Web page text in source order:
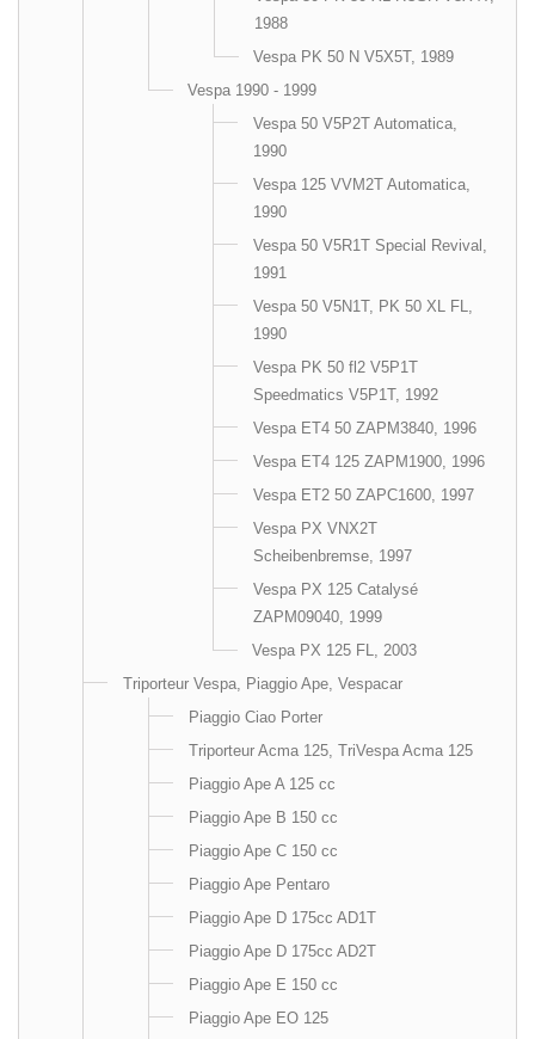
1988
Vespa PK 50 N V5X5T, 1989
Vespa 1990 - 1999
Vespa 50 V5P2T Automatica,
1990
Vespa 125 VVM2T Automatica,
1990
Vespa 50 V5R1T Special Revival,
1991
Vespa 50 V5N1T, PK 50 XL FL,
1990
Vespa PK 50 fl2 V5P1T
Speedmatics V5P1T, 1992
Vespa ET4 50 ZAPM3840, 1996
Vespa ET4 125 ZAPM1900, 1996
Vespa ET2 50 ZAPC1600, 1997
Vespa PX VNX2T
Scheibenbremse, 1997
Vespa PX 125 Catalysé
ZAPM09040, 1999
Vespa PX 125 FL, 2003
Triporteur Vespa, Piaggio Ape, Vespacar
Piaggio Ciao Porter
Triporteur Acma 125, TriVespa Acma 125
Piaggio Ape A 125 cc
Piaggio Ape B 150 cc
Piaggio Ape C 150 cc
Piaggio Ape Pentaro
Piaggio Ape D 175cc AD1T
Piaggio Ape D 175cc AD2T
Piaggio Ape E 150 cc
Piaggio Ape EO 125